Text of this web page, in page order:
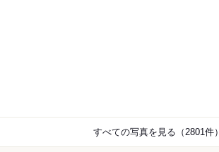
すべての写真を見る（2801件）